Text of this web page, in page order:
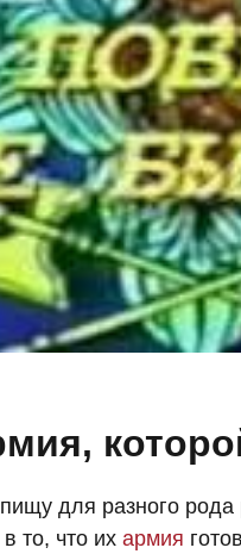
для разного
то, что их армия